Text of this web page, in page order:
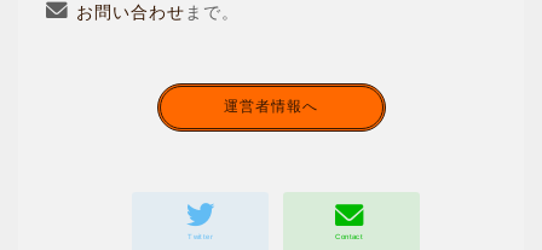
お問い合わせ まで。
運営者情報へ